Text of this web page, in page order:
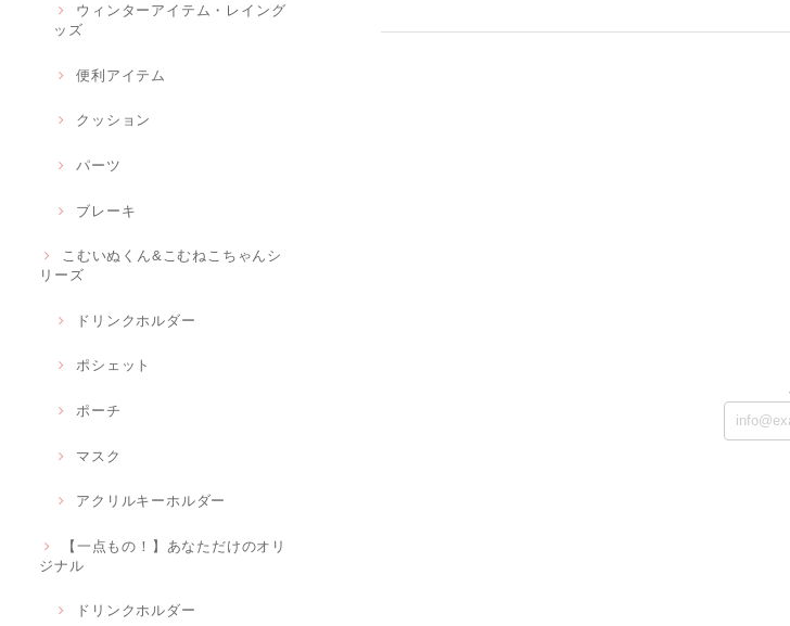
ウィンターアイテム・レイング
ッズ
便利アイテム
クッション
パーツ
ブレーキ
こむいぬくん&こむねこちゃんシ
リーズ
ドリンクホルダー
ポシェット
ポーチ
マスク
アクリルキーホルダー
【一点もの！】あなただけのオリ
ジナル
ドリンクホルダー